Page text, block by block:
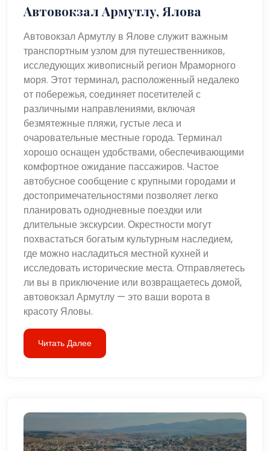
Автовокзал Армутлу, Ялова
Автовокзал Армутлу в Ялове служит важным
транспортным узлом для путешественников,
исследующих живописный регион Мраморного
моря. Этот терминал, расположенный недалеко
от побережья, соединяет посетителей с
различными направлениями, включая
безмятежные пляжи, густые леса и
очаровательные местные города. Терминал
хорошо оснащен удобствами, обеспечивающими
комфортное ожидание пассажиров. Частое
автобусное сообщение с крупными городами и
достопримечательностями позволяет легко
планировать однодневные поездки или
длительные экскурсии. Окрестности могут
похвастаться богатым культурным наследием,
где можно насладиться местной кухней и
исследовать исторические места. Отправляетесь
ли вы в приключение или возвращаетесь домой,
автовокзал Армутлу — это ваши ворота в
красоту Яловы.
Читать Далее